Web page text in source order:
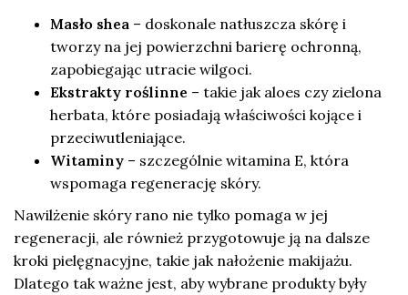
Masło shea – doskonale natłuszcza skórę i
tworzy na jej powierzchni barierę ochronną,
zapobiegając utracie wilgoci.
Ekstrakty roślinne – takie jak aloes czy zielona
herbata, które posiadają właściwości kojące i
przeciwutleniające.
Witaminy – szczególnie witamina E, która
wspomaga regenerację skóry.
Nawilżenie skóry rano nie tylko pomaga w jej
regeneracji, ale również przygotowuje ją na dalsze
kroki pielęgnacyjne, takie jak nałożenie makijażu.
Dlatego tak ważne jest, aby wybrane produkty były